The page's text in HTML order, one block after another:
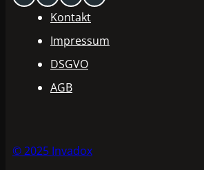
Kontakt
Impressum
DSGVO
AGB
© 2025 Invadox